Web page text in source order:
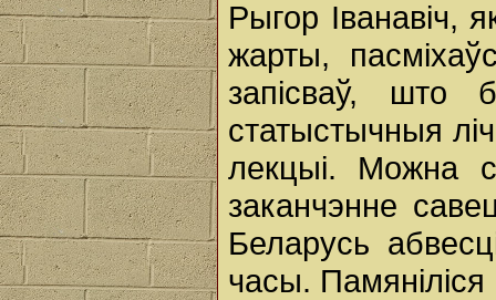
Рыгор Іванавіч,
жарты,
запісваў, што
статыстычныя
лекцыі. Можна
заканчэнне
Беларусь
часы. Памяніліся